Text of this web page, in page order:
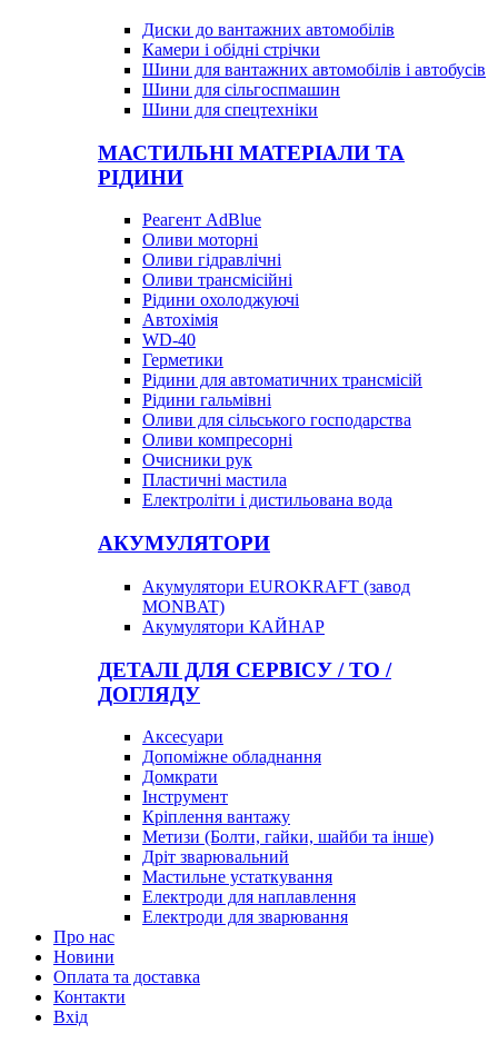
Диски до вантажних автомобілів
Камери і обідні стрічки
Шини для вантажних автомобілів і автобусів
Шини для сільгоспмашин
Шини для спецтехніки
МАСТИЛЬНІ МАТЕРІАЛИ ТА
РІДИНИ
Реагент AdBlue
Оливи моторні
Оливи гідравлічні
Оливи трансмісійні
Рідини охолоджуючі
Автохімія
WD-40
Герметики
Рідини для автоматичних трансмісій
Рідини гальмівні
Оливи для сільського господарства
Оливи компресорні
Очисники рук
Пластичні мастила
Електроліти і дистильована вода
АКУМУЛЯТОРИ
Акумулятори EUROKRAFT (завод
MONBAT)
Акумулятори КАЙНАР
ДЕТАЛІ ДЛЯ СЕРВІСУ / ТО /
ДОГЛЯДУ
Аксесуари
Допоміжне обладнання
Домкрати
Інструмент
Кріплення вантажу
Метизи (Болти, гайки, шайби та інше)
Дріт зварювальний
Мастильне устаткування
Електроди для наплавлення
Електроди для зварювання
Про нас
Новини
Оплата та доставка
Контакти
Вхiд